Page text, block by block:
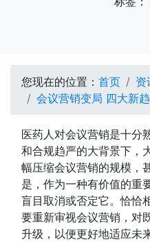
您现在的位置： 首页 资
会议营销变局 四大新
医药人对会议营销是十分
和合规趋严的大背景下，
幅压缩会议营销的规模，
是，作为一种有价值的重
盲目取消或否定它。恰恰
要重新审视会议营销，对
升级，以便更好地适应未